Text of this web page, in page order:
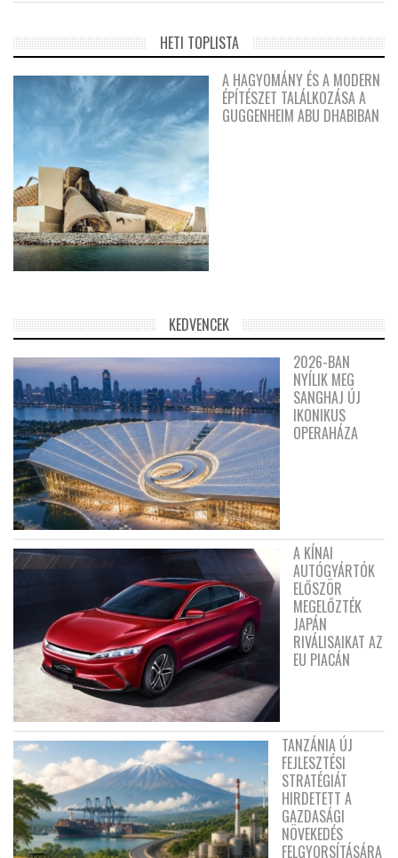
HETI TOPLISTA
A HAGYOMÁNY ÉS A MODERN
ÉPÍTÉSZET TALÁLKOZÁSA A
GUGGENHEIM ABU DHABIBAN
KEDVENCEK
2026-BAN
NYÍLIK MEG
SANGHAJ ÚJ
IKONIKUS
OPERAHÁZA
A KÍNAI
AUTÓGYÁRTÓK
ELŐSZÖR
MEGELŐZTÉK
JAPÁN
RIVÁLISAIKAT AZ
EU PIACÁN
TANZÁNIA ÚJ
FEJLESZTÉSI
STRATÉGIÁT
HIRDETETT A
GAZDASÁGI
NÖVEKEDÉS
FELGYORSÍTÁSÁRA